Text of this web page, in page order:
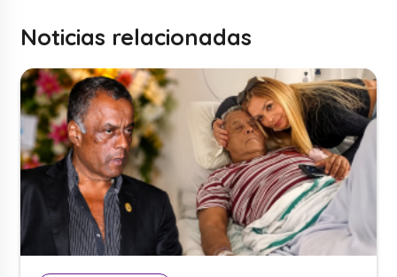
Noticias relacionadas